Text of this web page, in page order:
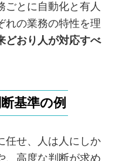
ごとに自動化と有人
れの業務の特性を理
どおり人が対応すべ
基準の例
任せ、人は人にしか
、高度な判断が求め